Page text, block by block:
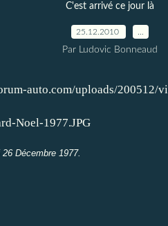
C'est arrivé ce jour là
25.12.2010
Par Ludovic Bonneaud
Décembre 1977.